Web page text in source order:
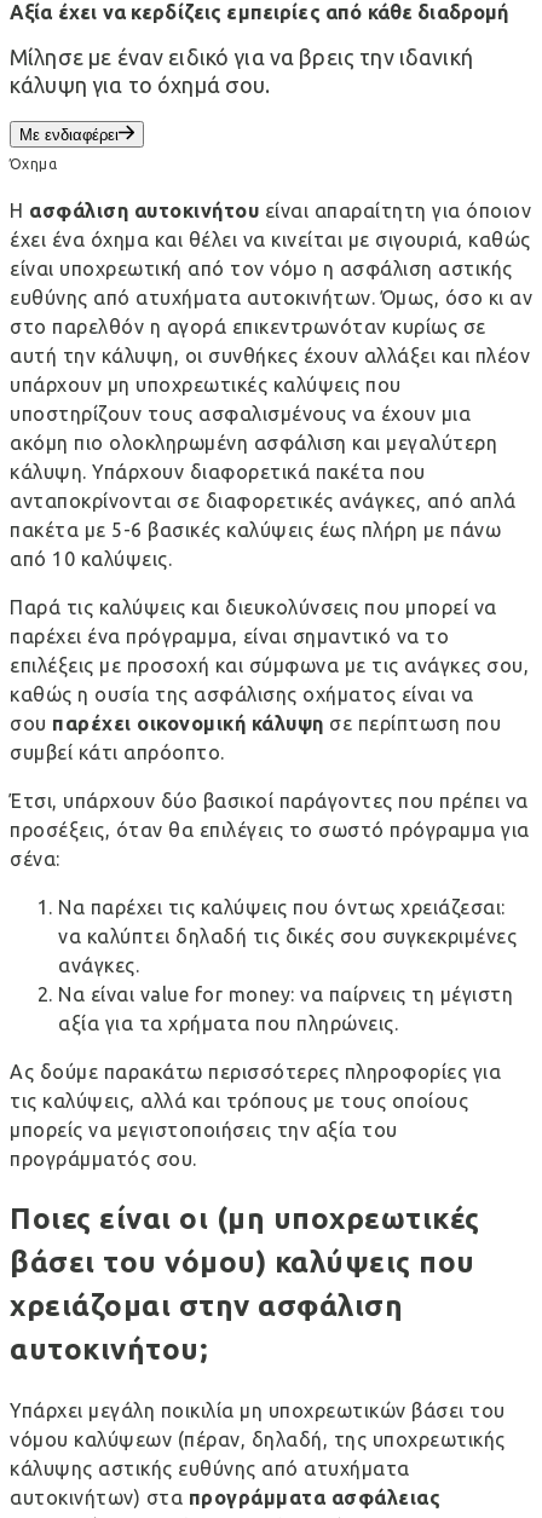
Αξία έχει να κερδίζεις εμπειρίες από κάθε διαδρομή
Μίλησε με έναν ειδικό για να βρεις την ιδανική
κάλυψη για το όχημά σου.
Με ενδιαφέρει
Όχημα
Η ασφάλιση αυτοκινήτου είναι απαραίτητη για όποιον
έχει ένα όχημα και θέλει να κινείται με σιγουριά, καθώς
είναι υποχρεωτική από τον νόμο η ασφάλιση αστικής
ευθύνης από ατυχήματα αυτοκινήτων. Όμως, όσο κι αν
στο παρελθόν η αγορά επικεντρωνόταν κυρίως σε
αυτή την κάλυψη, οι συνθήκες έχουν αλλάξει και πλέον
υπάρχουν μη υποχρεωτικές καλύψεις που
υποστηρίζουν τους ασφαλισμένους να έχουν μια
ακόμη πιο ολοκληρωμένη ασφάλιση και μεγαλύτερη
κάλυψη. Υπάρχουν διαφορετικά πακέτα που
ανταποκρίνονται σε διαφορετικές ανάγκες, από απλά
πακέτα με 5-6 βασικές καλύψεις έως πλήρη με πάνω
από 10 καλύψεις.
Παρά τις καλύψεις και διευκολύνσεις που μπορεί να
παρέχει ένα πρόγραμμα, είναι σημαντικό να το
επιλέξεις με προσοχή και σύμφωνα με τις ανάγκες σου,
καθώς η ουσία της ασφάλισης οχήματος είναι να
σου παρέχει οικονομική κάλυψη σε περίπτωση που
συμβεί κάτι απρόοπτο.
Έτσι, υπάρχουν δύο βασικοί παράγοντες που πρέπει να
προσέξεις, όταν θα επιλέγεις το σωστό πρόγραμμα για
σένα:
Να παρέχει τις καλύψεις που όντως χρειάζεσαι:
να καλύπτει δηλαδή τις δικές σου συγκεκριμένες
ανάγκες.
Να είναι value for money: να παίρνεις τη μέγιστη
αξία για τα χρήματα που πληρώνεις.
Ας δούμε παρακάτω περισσότερες πληροφορίες για
τις καλύψεις, αλλά και τρόπους με τους οποίους
μπορείς να μεγιστοποιήσεις την αξία του
προγράμματός σου.
Ποιες είναι οι (μη υποχρεωτικές
βάσει του νόμου) καλύψεις που
χρειάζομαι στην ασφάλιση
αυτοκινήτου;
Υπάρχει μεγάλη ποικιλία μη υποχρεωτικών βάσει του
νόμου καλύψεων (πέραν, δηλαδή, της υποχρεωτικής
κάλυψης αστικής ευθύνης από ατυχήματα
αυτοκινήτων) στα προγράμματα ασφάλειας